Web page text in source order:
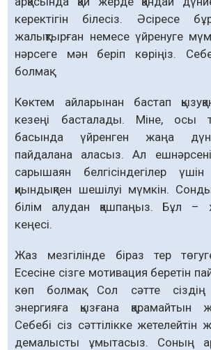
керектігін білесіз. Әсіресе
жалықтырған немесе үйренуге
нәрсеге мән беріп көріңіз.
болмақ.
Көктем айларынан бастап
кезеңі басталады. Міне, осы
басында үйренген жаңа
пайдалана аласыз. Ал
сарышаян белгісіндегілер
қиындықпен шешілуі мүмкін.
білім алудан қашпаңыз. Бұл –
кеңесі.
Жаз мезгілінде біраз тер
Есесіне сізге мотивация беретін
көп болмақ. Сол сәтте
энергияға қызғана
Себебі сіз сәттілікке жетелейтін
демалысты ұмытасыз. Соның